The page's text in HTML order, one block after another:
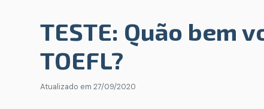
TESTE: Quão bem
TOEFL?
Atualizado em 27/09/2020